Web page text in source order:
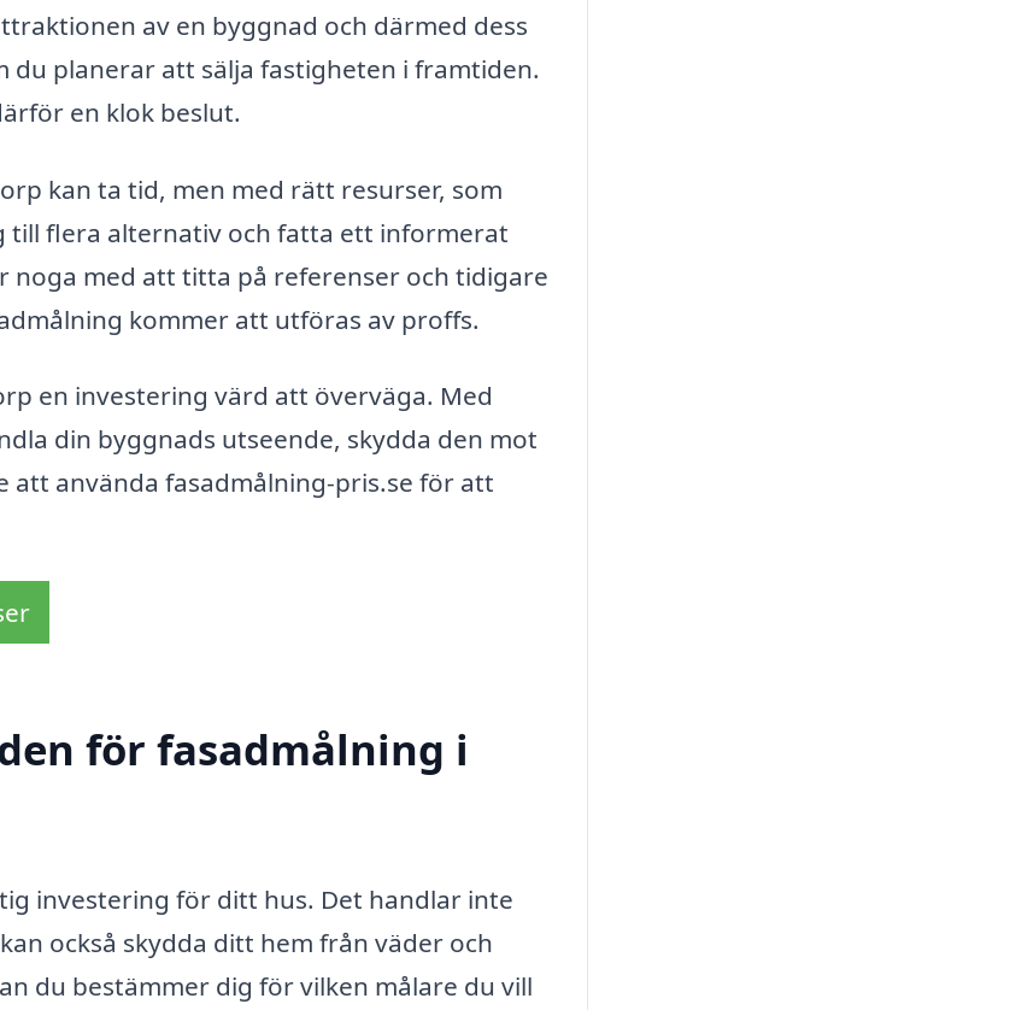
av en byggnad och därmed dess
du planerar att sälja fastigheten i framtiden.
en klok beslut.
kan ta tid, men med rätt resurser, som
till flera alternativ och fatta ett informerat
noga med att titta på referenser och tidigare
kommer att utföras av proffs.
en investering värd att överväga. Med
din byggnads utseende, skydda den mot
att använda fasadmålning-pris.se för att
för fasadmålning i
investering för ditt hus. Det handlar inte
också skydda ditt hem från väder och
du bestämmer dig för vilken målare du vill